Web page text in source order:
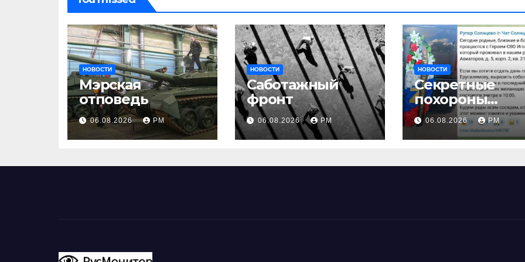
НОВОСТИ
Мэрская
отповедь
06.08.2026 РМ
НОВОСТИ
Саботажный
фронт
06.08.2026 РМ
НОВОСТИ
Секретные
похороны
заставляют
иначе
на взрыв
06.08.2026 РМ